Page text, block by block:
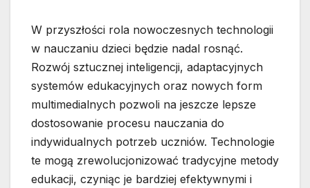
W przyszłości rola nowoczesnych technologii
w nauczaniu dzieci będzie nadal rosnąć.
Rozwój sztucznej inteligencji, adaptacyjnych
systemów edukacyjnych oraz nowych form
multimedialnych pozwoli na jeszcze lepsze
dostosowanie procesu nauczania do
indywidualnych potrzeb uczniów. Technologie
te mogą zrewolucjonizować tradycyjne metody
edukacji, czyniąc je bardziej efektywnymi i